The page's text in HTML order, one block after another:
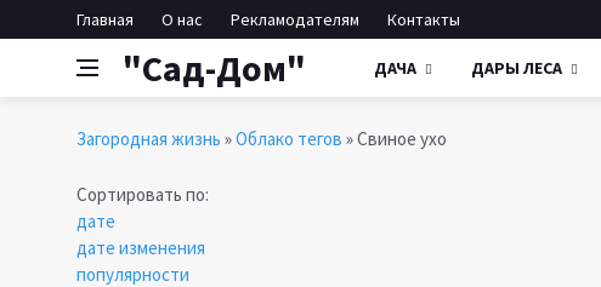
Главная О нас Рекламодателям Контакты
"Сад-Дом" ДАЧА ДАРЫ ЛЕСА
Загородная жизнь »Облако тегов » Свиное ухо
Сортировать по:
дате
дате изменения
популярности